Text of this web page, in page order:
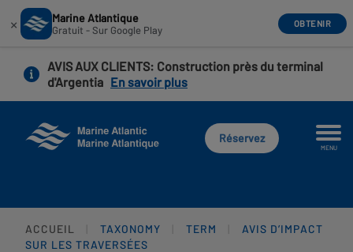
contenu
principal
× Marine Atlantique
Gratuit - Sur Google Play OBTENIR
AVIS AUX CLIENTS: Construction près du terminal
d'Argentia En savoir plus
Réservez
MENU
ACCUEIL TAXONOMY TERM
AVIS D’IMPACT
SUR LES TRAVERSÉES